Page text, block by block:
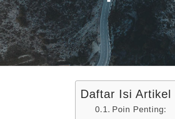
Daftar Isi Artikel
Poin Penting: